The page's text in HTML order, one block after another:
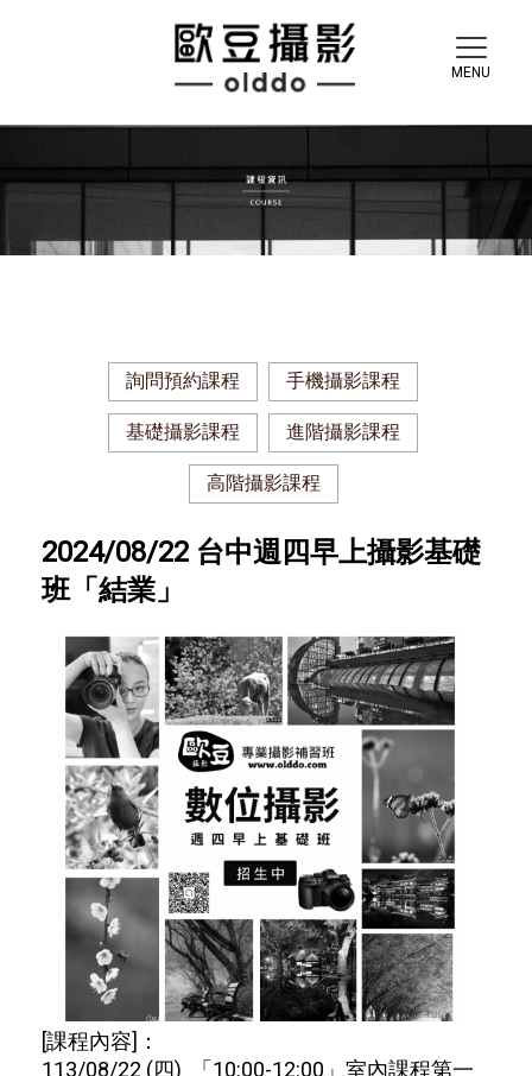
詢問預約課程 手機攝影課程
基礎攝影課程 進階攝影課程
高階攝影課程
2024/08/22 台中週四早上攝影基礎
班「結業」
[課程內容]：
113/08/22 (四) 「10:00-12:00」室內課程第一